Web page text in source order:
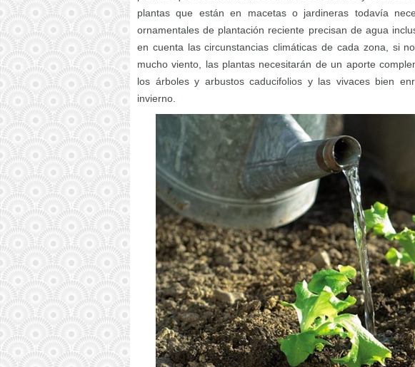
plantas que están en macetas o jardineras todavía
ornamentales de plantación reciente precisan de agua
en cuenta las circunstancias climáticas de cada zona, si
mucho viento, las plantas necesitarán de un aporte
los árboles y arbustos caducifolios y las vivaces bien
invierno.